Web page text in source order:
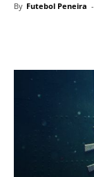
By Futebol Peneira -